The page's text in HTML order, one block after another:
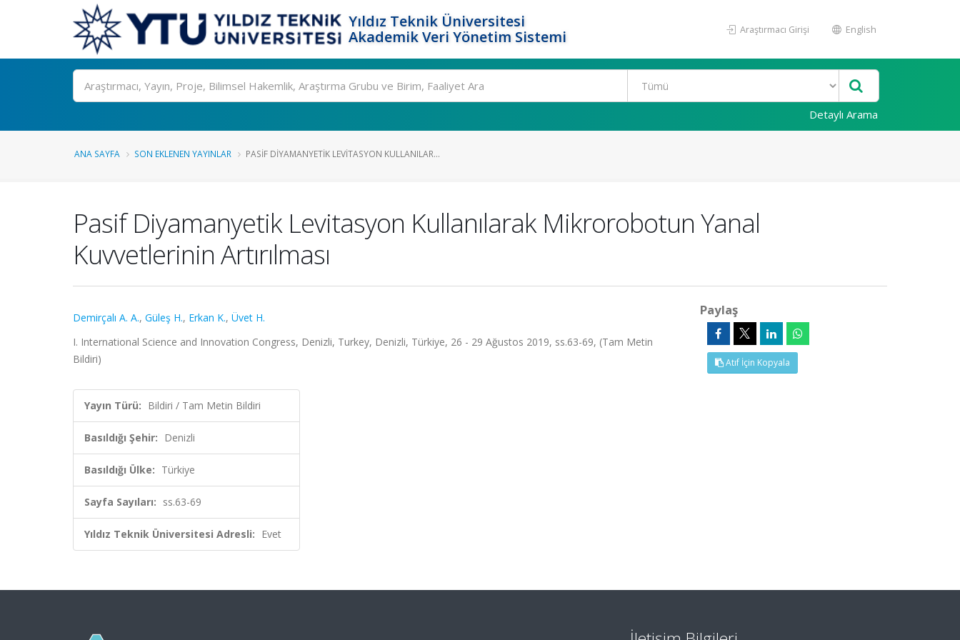
Yıldız Teknik Üniversitesi
Akademik Veri Yönetim Sistemi
Araştırmacı Girişi English
Ara
Detaylı Arama
ANA SAYFA SON EKLENEN YAYINLAR PASIF DIYAMANYETIK LEVITASYON KULLANILAR...
Pasif Diyamanyetik Levitasyon Kullanılarak Mikrorobotun Yanal
Kuvvetlerinin Artırılması
Demirçalı A. A., Güleş H., Erkan K., Üvet H.
I. International Science and Innovation Congress, Denizli, Turkey, Denizli, Türkiye, 26 - 29 Ağustos 2019, ss.63-69, (Tam Metin
Bildiri)
Yayın Türü: Bildiri / Tam Metin Bildiri
Basıldığı Şehir: Denizli
Basıldığı Ülke: Türkiye
Sayfa Sayıları: ss.63-69
Yıldız Teknik Üniversitesi Adresli: Evet
Paylaş
Atıf İçin Kopyala